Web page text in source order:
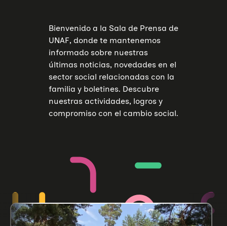
Bienvenido a la Sala de Prensa de
UNAF, donde te mantenemos
informado sobre nuestras
últimas noticias, novedades en el
sector social relacionadas con la
familia y boletines. Descubre
nuestras actividades, logros y
compromiso con el cambio social.